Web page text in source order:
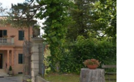
Fontanella
BREAKFAST